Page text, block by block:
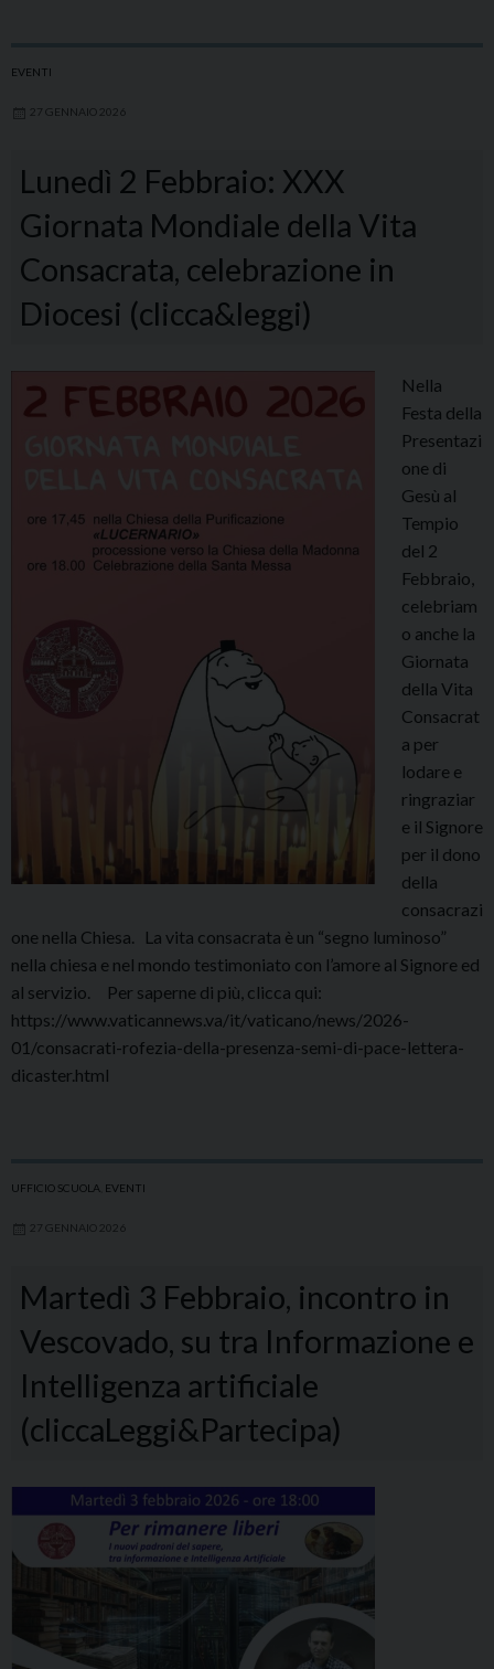
EVENTI
27 GENNAIO 2026
Lunedì 2 Febbraio: XXX
Giornata Mondiale della Vita
Consacrata, celebrazione in
Diocesi (clicca&leggi)
Nella
Festa della
Presentazi
one di
Gesù al
Tempio
del 2
Febbraio,
celebriam
o anche la
Giornata
della Vita
Consacrat
a per
lodare e
ringraziar
e il Signore
per il dono
della
consacrazi
one nella Chiesa. La vita consacrata è un “segno luminoso”
nella chiesa e nel mondo testimoniato con l’amore al Signore ed
al servizio. Per saperne di più, clicca qui:
https://www.vaticannews.va/it/vaticano/news/2026-
01/consacrati-rofezia-della-presenza-semi-di-pace-lettera-
dicaster.html
UFFICIO SCUOLA EVENTI
27 GENNAIO 2026
Martedì 3 Febbraio, incontro in
Vescovado, su tra Informazione e
Intelligenza artificiale
(cliccaLeggi&Partecipa)